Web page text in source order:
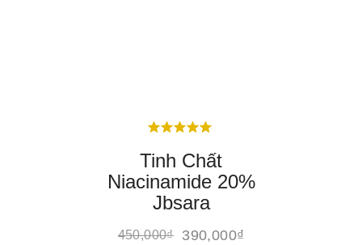
Tinh Chất
Niacinamide 20%
Jbsara
450,000₫ 390,000₫